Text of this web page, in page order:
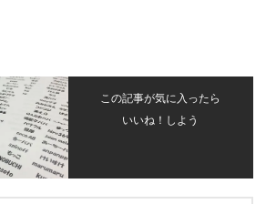
この記事が気に入ったら
いいね！しよう